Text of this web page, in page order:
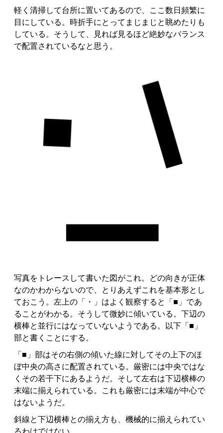
軽く清掃して台所に置いてあるので、ここ数日頻繁に
目にしている。時折手にとってまじまじと眺めたりも
している。そうして、見れば見るほど絶妙なバランス
で配置されているなと思う。
写真をトレースして書いた図がこれ。どの向きが正体
なのかわからないので、とりあえずこれを基本形とし
ておこう。左上の「・」はよく観察すると「■」であ
ることがわかる。そうして微妙に傾いている。下辺の
横棒と並行にはなっていないようである。以下「■」
部と書くことにする。
「■」部はその右側の傾いた線に対してその上下のほ
ぼ中央の高さに配置されている。厳密には中央ではな
くその若干下にあるようだ。そして左右は下辺横棒の
末端に揃えられている。これも厳密には末端が中心で
はないようだ。
斜線と下辺横棒との揃え方も、機械的に揃えられてい